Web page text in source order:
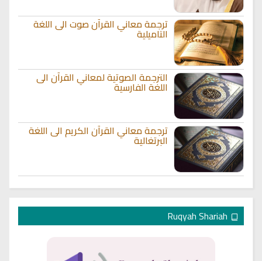
ترجمة معاني القرآن صوت الى اللغة
التاميلية
الترجمة الصوتية لمعاني القرآن الى
اللغة الفارسية
ترجمة معاني القرآن الكريم الى اللغة
البرتغالية